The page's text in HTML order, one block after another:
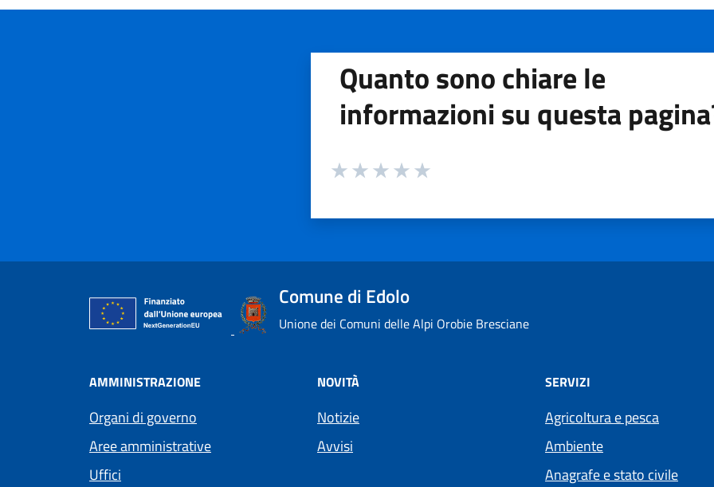
Quanto sono chiare le
informazioni su questa
Valuta da 1 a 5 stelle la pagina
Comune di Edolo
Unione dei Comuni delle Alpi Orobie Bresciane
AMMINISTRAZIONE
Organi di governo
Aree amministrative
Uffici
NOVITÀ
Notizie
Avvisi
SERVIZI
Agricoltura e pesca
Ambiente
Anagrafe e stato civile